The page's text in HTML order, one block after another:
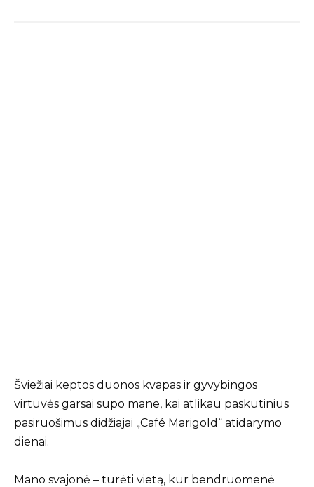
Šviežiai keptos duonos kvapas ir gyvybingos
virtuvės garsai supo mane, kai atlikau paskutinius
pasiruošimus didžiajai „Café Marigold“ atidarymo
dienai.
Mano svajonė – turėti vietą, kur bendruomenė